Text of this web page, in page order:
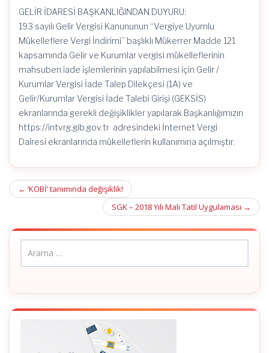
Alınmaya
Başlaması!
için
GELİR İDARESİ BAŞKANLIĞINDAN DUYURU:
193 sayılı Gelir Vergisi Kanununun “Vergiye Uyumlu
Mükelleflere Vergi İndirimi” başlıklı Mükerrer Madde 121
kapsamında Gelir ve Kurumlar vergisi mükelleflerinin
mahsuben iade işlemlerinin yapılabilmesi için Gelir /
Kurumlar Vergisi İade Talep Dilekçesi (1A) ve
Gelir/Kurumlar Vergisi İade Talebi Girişi (GEKSİS)
ekranlarında gerekli değişiklikler yapılarak Başkanlığımızın
https://intvrg.gib.gov.tr adresindeki İnternet Vergi
Dairesi ekranlarında mükelleflerin kullanımına açılmıştır.
Post
navigation
← ‘KOBİ’ tanımında değişiklik!
SGK – 2018 Yılı Mali Tatil Uygulaması →